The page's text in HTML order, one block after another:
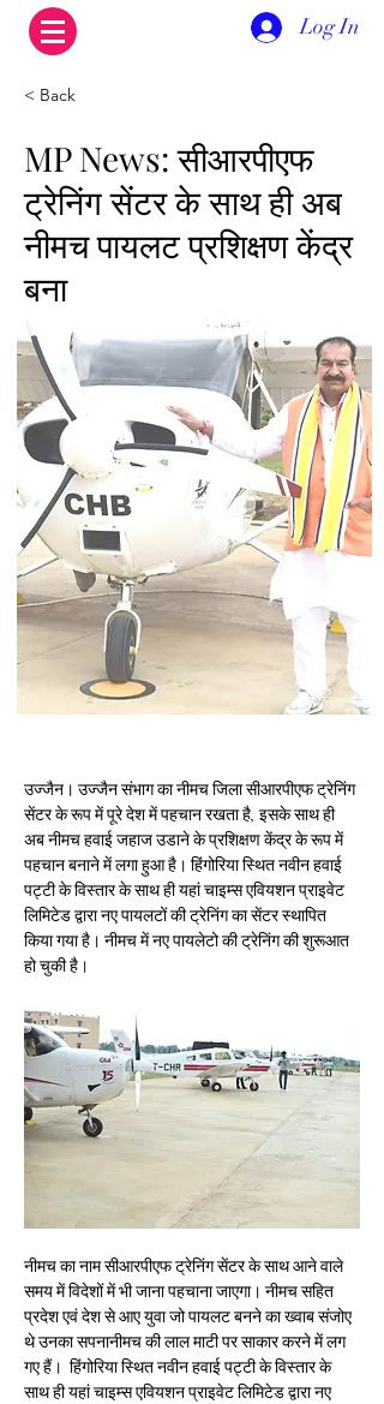
Log In
< Back
MP News: सीआरपीएफ
ट्रेनिंग सेंटर के साथ ही अब
नीमच पायलट प्रशिक्षण केंद्र
बना
उज्जैन। उज्जैन संभाग का नीमच जिला सीआरपीएफ ट्रेनिंग
सेंटर के रूप में पूरे देश में पहचान रखता है, इसके साथ ही
अब नीमच हवाई जहाज उडाने के प्रशिक्षण केंद्र के रूप में
पहचान बनाने में लगा हुआ है। हिंगोरिया स्थित नवीन हवाई
पट्टी के विस्तार के साथ ही यहां चाइम्स एवियशन प्राइवेट
लिमिटेड द्वारा नए पायलटों की ट्रेनिंग का सेंटर स्थापित
किया गया है। नीमच में नए पायलेटो की ट्रेनिंग की शुरूआत
हो चुकी है।
नीमच का नाम सीआरपीएफ ट्रेनिंग सेंटर के साथ आने वाले
समय में विदेशों में भी जाना पहचाना जाएगा। नीमच सहित
प्रदेश एवं देश से आए युवा जो पायलट बनने का ख्वाब संजोए
थे उनका सपनानीमच की लाल माटी पर साकार करने में लग
गए हैं।  हिंगोरिया स्थित नवीन हवाई पट्टी के विस्तार के
साथ ही यहां चाइम्स एवियशन प्राइवेट लिमिटेड द्वारा नए